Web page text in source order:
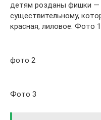
детям розданы фишки —
существительному,
красная, лиловое. Фото 1
фото 2
Фото 3